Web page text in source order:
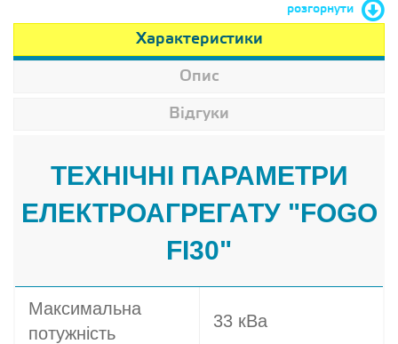
розгорнути
Характеристики
Опис
Відгуки
ТЕХНІЧНІ ПАРАМЕТРИ
ЕЛЕКТРОАГРЕГАТУ "FOGO
FI30"
Максимальна
потужність
33 кВа